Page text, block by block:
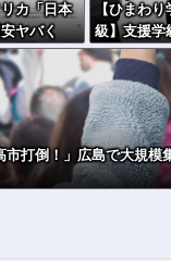
カ「日本
ヤバく
ジア経済
出る
」
【ひまわり
級】支援学
名前は必要
市打倒！」広島で大規模